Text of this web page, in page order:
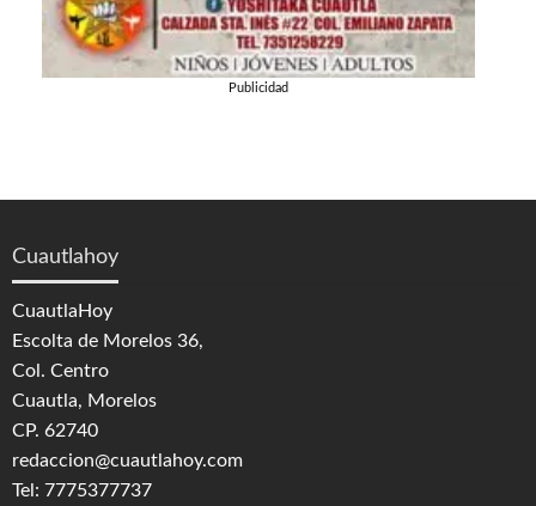
Publicidad
Cuautlahoy
CuautlaHoy
Escolta de Morelos 36,
Col. Centro
Cuautla, Morelos
CP. 62740
redaccion@cuautlahoy.com
Tel: 7775377737